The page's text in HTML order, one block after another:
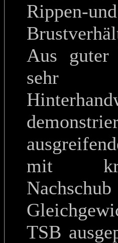
Rippen-und
Aus guter
sehr
mit
TSB